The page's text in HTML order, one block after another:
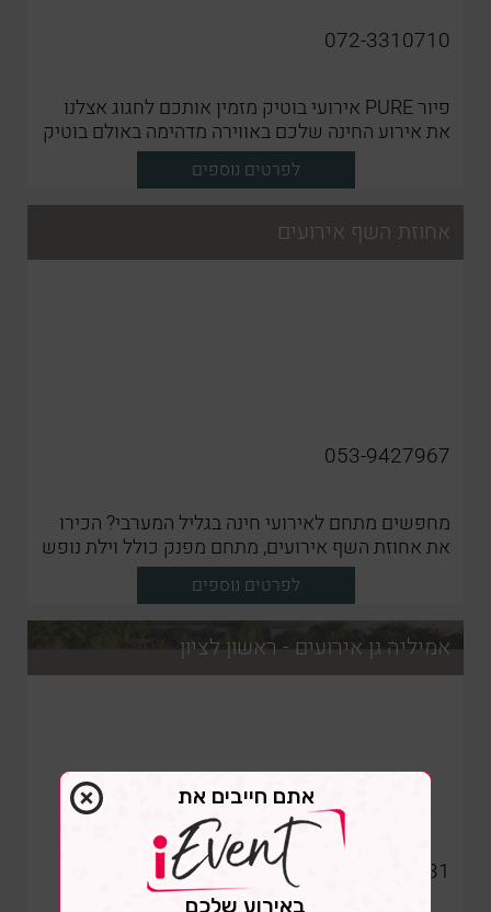
אתם חייבים את
באירוע שלכם
072-3310710
פיור PURE אירועי בוטיק מזמין אותכם לחגוג אצלנו
את אירוע החינה שלכם באווירה מדהימה באולם בוטיק
מפנק עם תפריט עשיר ומגוון לאירוע מושלם
לפרטים נוספים
אחוזת השף אירועים
053-9427967
מחפשים מתחם לאירועי חינה בגליל המערבי? הכירו
את אחוזת השף אירועים, מתחם מפנק כולל וילת נופש
לבעלי השמחה
לפרטים נוספים
אמיליה גן אירועים - ראשון לציון
052-9127931